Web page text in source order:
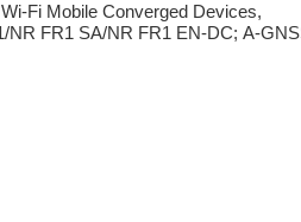
Fi Mobile Converged Devices,
FR1 SA/NR FR1 EN-DC; A-